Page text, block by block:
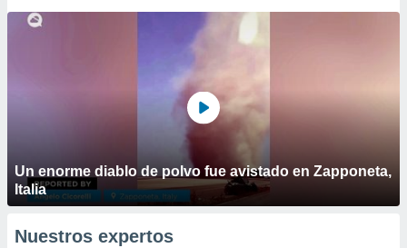
Un enorme diablo de polvo fue avistado en Zapponeta,
Italia
Nuestros expertos